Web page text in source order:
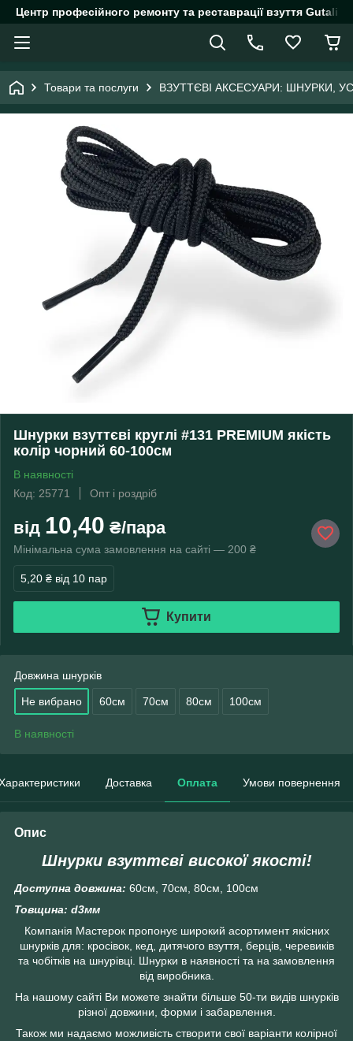
Центр професійного ремонту та реставрації взуття
Товари та послуги ВЗУТТЄВІ АКСЕСУАРИ: ШНУРКИ,
Шнурки взуттєві круглі #131 PREMIUM якість
колір чорний 60-100см
В наявності
Код: 25771
Опт і роздріб
від 10,40 ₴/пара
Мінімальна сума замовлення на сайті — 200 ₴
5,20 ₴ від 10 пар
Купити
Довжина шнурків
Не вибрано 60см 70см 80см 100см
В наявності
Доставка Оплата Умови повернення
Опис
Шнурки взуттєві високої якості!
Доступна довжина: 60см, 70см, 80см, 100см
Товщина: d3мм
Компанія Мастерок пропонує широкий асортимент якісних
шнурків для: кросівок, кед, дитячого взуття, берців, черевиків
та чобітків на шнурівці. Шнурки в наявності та на замовлення
від виробника.
На нашому сайті Ви можете знайти більше 50-ти видів шнурків
різної довжини, форми і забарвлення.
Також ми надаємо можливість створити свої варіанти колірної